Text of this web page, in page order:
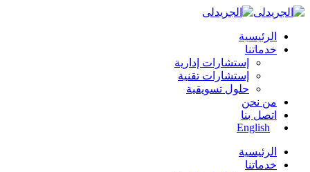
الرئيسية
خدماتنا
إستشارات إدارية
إستشارات تقنية
حلول تسويقية
من نحن
اتصل بنا
English
الرئيسية
خدماتنا